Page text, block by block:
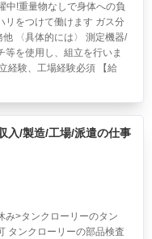
中!重量物なしで身体への負
リをつけて働けます ガス分
〈具体的には〉 測定機器/
を使用し、組立を行いま
経験、工場経験必須 【給
入/製造/工場/派遣の仕事
み>タンクローリーのタン
タンクローリーの部品検査